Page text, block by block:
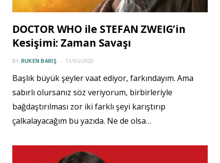
DOCTOR WHO ile STEFAN ZWEIG’in
Kesişimi: Zaman Savaşı
BY RUKEN BARIŞ 11/05/2020
Başlık büyük şeyler vaat ediyor, farkındayım. Ama
sabırlı olursanız söz veriyorum, birbirleriyle
bağdaştırılması zor iki farklı şeyi karıştırıp
çalkalayacağım bu yazıda. Ne de olsa…